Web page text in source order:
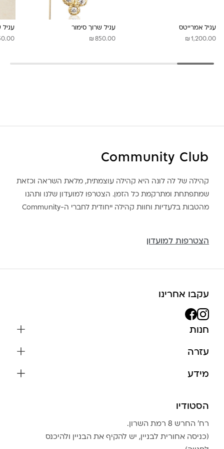
עגיל אמרייטס
₪ 1,200.00
עגיל שרוך סימור
₪ 850.00
עגיל
Community Club
קהילה של לה לונה היא קהילה עוצמתית, מלאת השראה וכזאת
שמתפתחת ומתרקמת כל הזמן. הצטרפו למועדון שלנו ותהנו
מהטבות בלעדיות וחוות קהילה ייחודית לחברי ה-Community
הצטרפות למועדון
עקבו אחרינו
חנות
צמידים
בגדים
אביזרים
גברים
עזרה
צור קשר
מידע
שמירה על התכשיטים
הצהרת נגישות
טבלת מידות טבעות
הסטודיו
רח׳ החרש 8 רמת השרון.
(כניסה אחורית לבניין, יש להקיף את הבניין ולהיכנס